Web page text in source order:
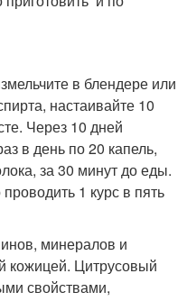
в блендере или
настаивайте 10
Через 10 дней
в день по 20 капель,
за 30 минут до еды.
1 курс в пять
минералов и
кожицей. Цитрусовый
свойствами,